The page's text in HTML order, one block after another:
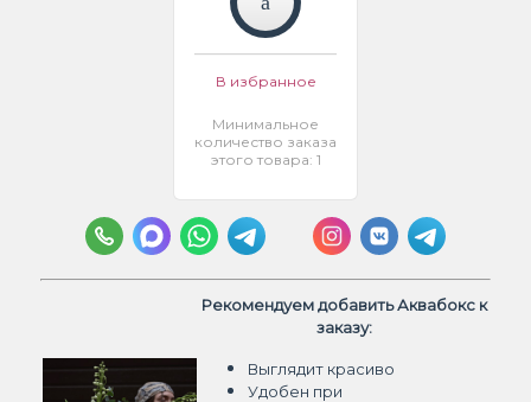
В избранное
Минимальное
количество заказа
этого товара: 1
Рекомендуем добавить Аквабокс к
заказу:
Выглядит красиво
Удобен при